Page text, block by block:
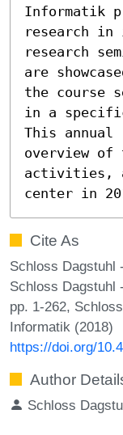
Informatik
research in
research
are
the course
in a
This
overview
activities,
center in
Cite As
Schloss Dagstuhl
Schloss Dagstuhl
pp. 1-262,
Informatik (2018)
https://doi.org/
Author
Schloss